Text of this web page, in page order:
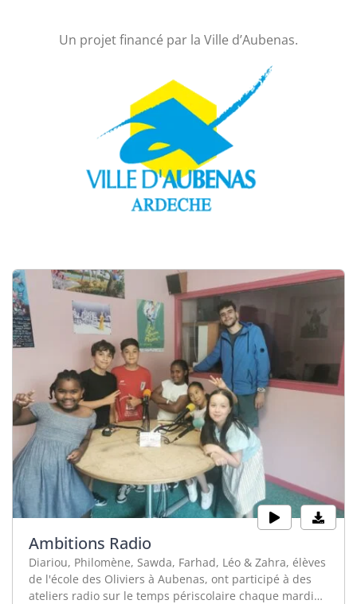
Un projet financé par la Ville d’Aubenas.
Ambitions Radio
Diariou, Philomène, Sawda, Farhad, Léo & Zahra, élèves
de l'école des Oliviers à Aubenas, ont participé à des
ateliers radio sur le temps périscolaire chaque mardi